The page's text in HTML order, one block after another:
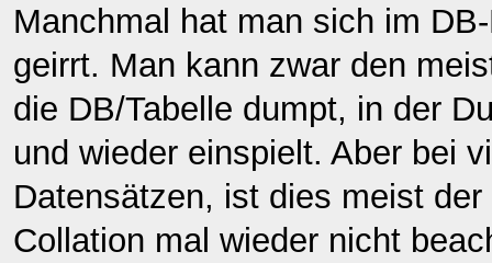
Manchmal hat man sich im
geirrt. Man kann zwar den
die DB/Tabelle dumpt, in der
und wieder einspielt. Aber bei
Datensätzen, ist dies meist
Collation mal wieder nicht